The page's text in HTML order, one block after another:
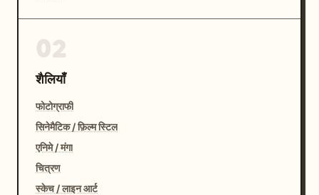
शैलियाँ
फोटोग्राफी
सिनेमैटिक / फ़िल्म स्टिल
एनिमे / मंगा
चित्रण
स्केच / लाइन आर्ट